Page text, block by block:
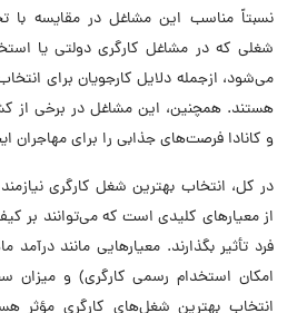
نسبتاً مناسب این مشاغل در مقایسه با
شغلی که در مشاغل کارگری دولتی یا
می‌شود، ازجمله دلایل کارجویان برای
هستند. همچنین، این مشاغل در برخی از
و کانادا فرصت‌های جذابی را برای مهاجران
در کل، انتخاب بهترین شغل کارگری
از معیارهای کلیدی است که می‌توانند بر
فرد تأثیر بگذارند. معیارهایی مانند درآمد
امکان استخدام رسمی کارگری) و